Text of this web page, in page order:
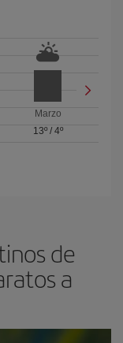
Marzo
13º/ 4º
de
a